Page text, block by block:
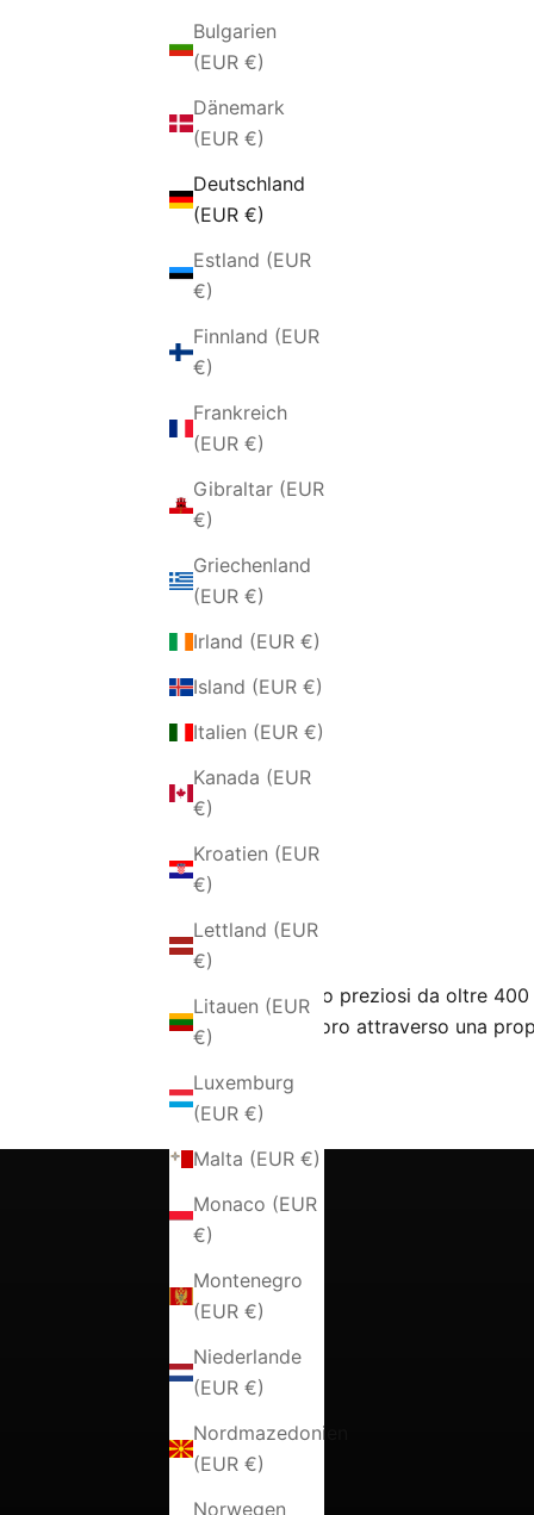
Bulgarien
(EUR €)
Dänemark
(EUR €)
Deutschland
(EUR €)
Estland (EUR
€)
Finnland (EUR
€)
Frankreich
(EUR €)
Gibraltar (EUR
€)
Griechenland
(EUR €)
Irland (EUR €)
Island (EUR €)
Italien (EUR €)
Kanada (EUR
€)
Kroatien (EUR
€)
Lettland (EUR
€)
Litauen (EUR
€)
Luxemburg
(EUR €)
Malta (EUR €)
Monaco (EUR
€)
Montenegro
(EUR €)
Niederlande
(EUR €)
Nordmazedonien
(EUR €)
Norwegen
che creando preziosi da oltre
proprio lavoro attraverso una